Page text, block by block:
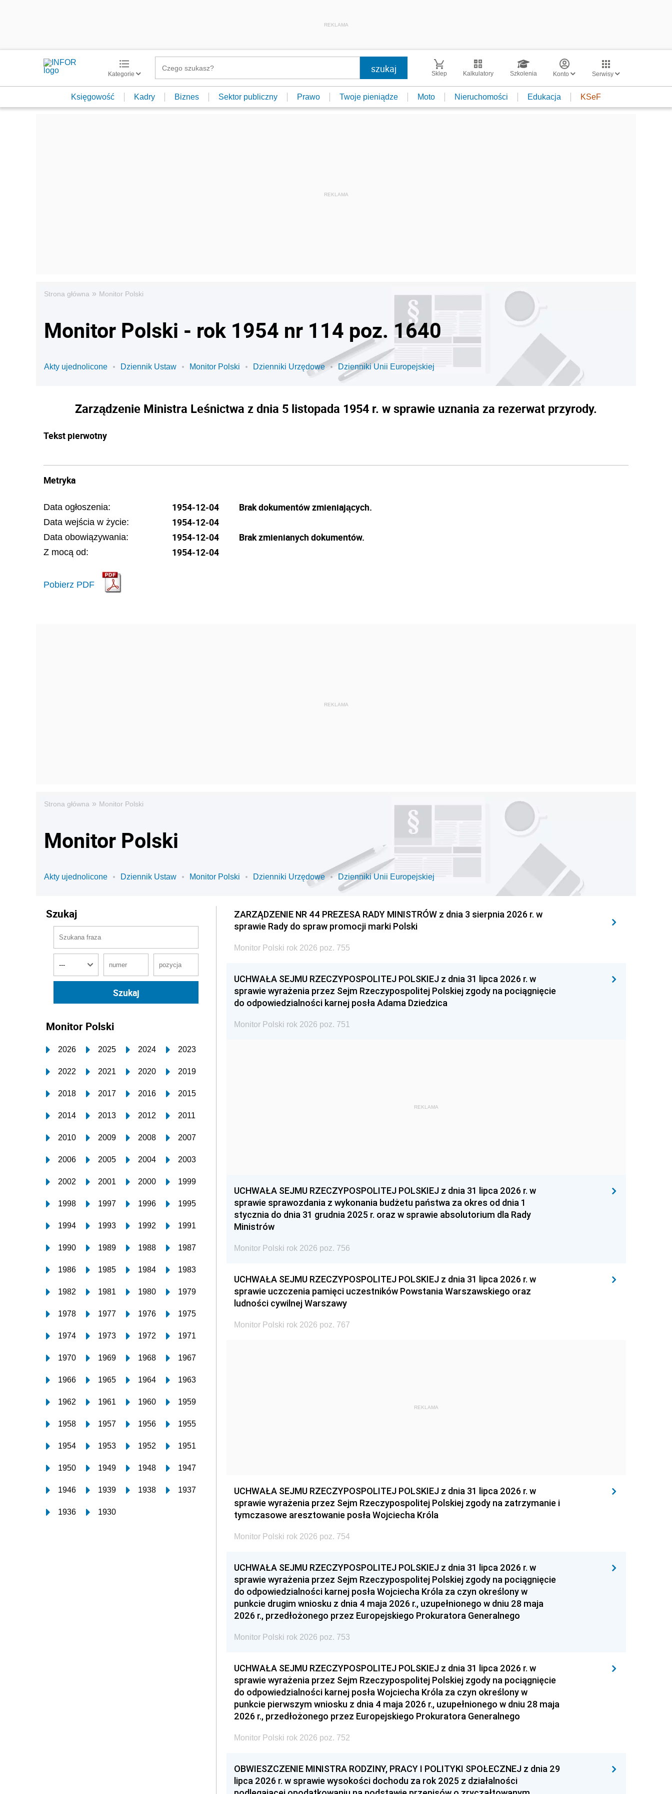
REKLAMA
Kategorie Sklep Kalkulatory Szkolenia Konto Serwisy
Księgowość Kadry Biznes Sektor publiczny Prawo Twoje pieniądze Moto Nieruchomości Edukacja KSeF
Strona główna » Monitor Polski
Monitor Polski - rok 1954 nr 114 poz. 1640
Akty ujednolicone Dziennik Ustaw Monitor Polski Dzienniki Urzędowe Dzienniki Unii Europejskiej
Zarządzenie Ministra Leśnictwa z dnia 5 listopada 1954 r. w sprawie uznania za rezerwat przyrody.
Tekst pierwotny
Metryka
Data ogłoszenia: 1954-12-04
Data wejścia w życie: 1954-12-04
Data obowiązywania: 1954-12-04
Z mocą od: 1954-12-04
Pobierz PDF
Brak dokumentów zmieniających.
Brak zmienianych dokumentów.
Strona główna » Monitor Polski
Monitor Polski
Akty ujednolicone Dziennik Ustaw Monitor Polski Dzienniki Urzędowe Dzienniki Unii Europejskiej
Szukaj
Monitor Polski
2026 2025 2024 2023
2022 2021 2020 2019
2018 2017 2016 2015
2014 2013 2012 2011
2010 2009 2008 2007
2006 2005 2004 2003
2002 2001 2000 1999
1998 1997 1996 1995
1994 1993 1992 1991
1990 1989 1988 1987
1986 1985 1984 1983
1982 1981 1980 1979
1978 1977 1976 1975
1974 1973 1972 1971
1970 1969 1968 1967
1966 1965 1964 1963
1962 1961 1960 1959
1958 1957 1956 1955
1954 1953 1952 1951
1950 1949 1948 1947
1946 1939 1938 1937
1936 1930
ZARZĄDZENIE NR 44 PREZESA RADY MINISTRÓW z dnia 3 sierpnia 2026 r. w
sprawie Rady do spraw promocji marki Polski
Monitor Polski rok 2026 poz. 755
UCHWAŁA SEJMU RZECZYPOSPOLITEJ POLSKIEJ z dnia 31 lipca 2026 r. w
sprawie wyrażenia przez Sejm Rzeczypospolitej Polskiej zgody na pociągnięcie
do odpowiedzialności karnej posła Adama Dziedzica
Monitor Polski rok 2026 poz. 751
REKLAMA
UCHWAŁA SEJMU RZECZYPOSPOLITEJ POLSKIEJ z dnia 31 lipca 2026 r. w
sprawie sprawozdania z wykonania budżetu państwa za okres od dnia 1
stycznia do dnia 31 grudnia 2025 r. oraz w sprawie absolutorium dla Rady
Ministrów
Monitor Polski rok 2026 poz. 756
UCHWAŁA SEJMU RZECZYPOSPOLITEJ POLSKIEJ z dnia 31 lipca 2026 r. w
sprawie uczczenia pamięci uczestników Powstania Warszawskiego oraz
ludności cywilnej Warszawy
Monitor Polski rok 2026 poz. 767
REKLAMA
UCHWAŁA SEJMU RZECZYPOSPOLITEJ POLSKIEJ z dnia 31 lipca 2026 r. w
sprawie wyrażenia przez Sejm Rzeczypospolitej Polskiej zgody na zatrzymanie i
tymczasowe aresztowanie posła Wojciecha Króla
Monitor Polski rok 2026 poz. 754
UCHWAŁA SEJMU RZECZYPOSPOLITEJ POLSKIEJ z dnia 31 lipca 2026 r. w
sprawie wyrażenia przez Sejm Rzeczypospolitej Polskiej zgody na pociągnięcie
do odpowiedzialności karnej posła Wojciecha Króla za czyn określony w
punkcie drugim wniosku z dnia 4 maja 2026 r., uzupełnionego w dniu 28 maja
2026 r., przedłożonego przez Europejskiego Prokuratora Generalnego
Monitor Polski rok 2026 poz. 753
UCHWAŁA SEJMU RZECZYPOSPOLITEJ POLSKIEJ z dnia 31 lipca 2026 r. w
sprawie wyrażenia przez Sejm Rzeczypospolitej Polskiej zgody na pociągnięcie
do odpowiedzialności karnej posła Wojciecha Króla za czyn określony w
punkcie pierwszym wniosku z dnia 4 maja 2026 r., uzupełnionego w dniu 28 maja
2026 r., przedłożonego przez Europejskiego Prokuratora Generalnego
Monitor Polski rok 2026 poz. 752
OBWIESZCZENIE MINISTRA RODZINY, PRACY I POLITYKI SPOŁECZNEJ z dnia 29
lipca 2026 r. w sprawie wysokości dochodu za rok 2025 z działalności